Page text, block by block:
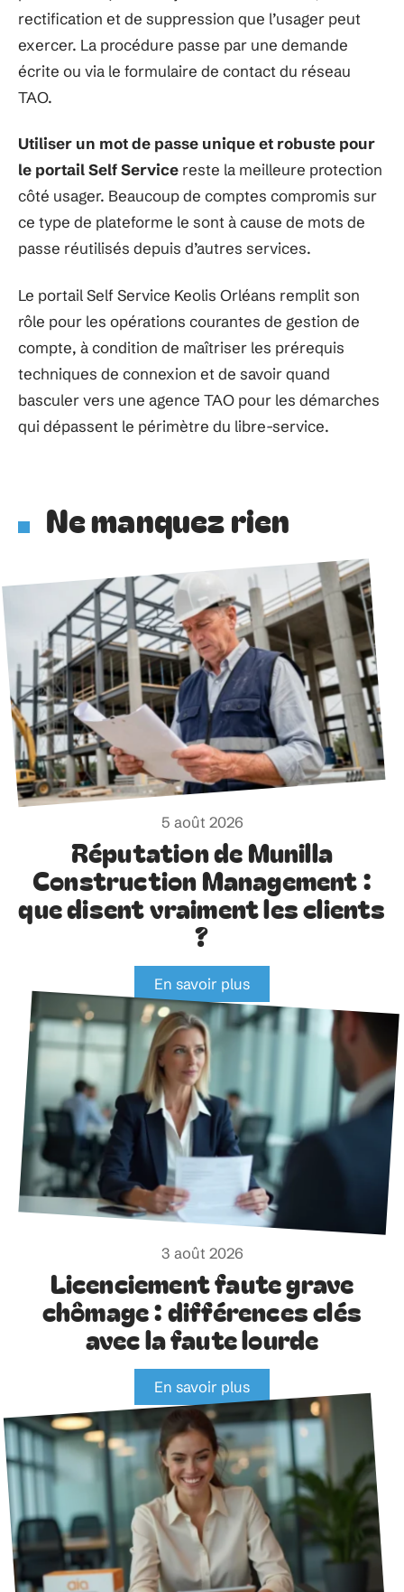
rectification et de suppression que l’usager peut
exercer. La procédure passe par une demande
écrite ou via le formulaire de contact du réseau
TAO.
Utiliser un mot de passe unique et robuste pour
le portail Self Service reste la meilleure protection
côté usager. Beaucoup de comptes compromis sur
ce type de plateforme le sont à cause de mots de
passe réutilisés depuis d’autres services.
Le portail Self Service Keolis Orléans remplit son
rôle pour les opérations courantes de gestion de
compte, à condition de maîtriser les prérequis
techniques de connexion et de savoir quand
basculer vers une agence TAO pour les démarches
qui dépassent le périmètre du libre-service.
Ne manquez rien
5 août 2026
Réputation de Munilla
Construction Management :
que disent vraiment les clients
?
En savoir plus
3 août 2026
Licenciement faute grave
chômage : différences clés
avec la faute lourde
En savoir plus